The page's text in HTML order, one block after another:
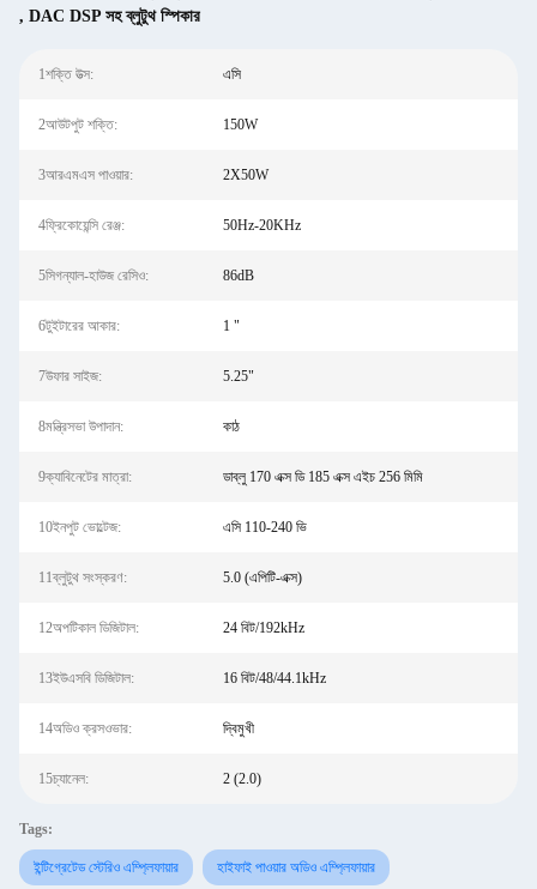
, DAC DSP সহ ব্লুটুথ স্পিকার
1শক্তি উত্স: এসি
2আউটপুট শক্তি: 150W
3আরএমএস পাওয়ার: 2X50W
4ফ্রিকোয়েন্সি রেঞ্জ: 50Hz-20KHz
5সিগন্যাল-হাউজ রেসিও: 86dB
6টুইটারের আকার: 1 "
7উফার সাইজ: 5.25"
8মন্ত্রিসভা উপাদান: কাঠ
9ক্যাবিনেটের মাত্রা: ডাব্লু 170 এক্স ডি 185 এক্স এইচ 256 মিমি
10ইনপুট ভোল্টেজ: এসি 110-240 ভি
11ব্লুটুথ সংস্করণ: 5.0 (এপিটি-এক্স)
12অপটিকাল ডিজিটাল: 24 বিট/192kHz
13ইউএসবি ডিজিটাল: 16 বিট/48/44.1kHz
14অডিও ক্রসওভার: দ্বিমুখী
15চ্যানেল: 2 (2.0)
Tags:
ইন্টিগ্রেটেড স্টেরিও এম্প্লিফায়ার হাইফাই পাওয়ার অডিও এম্প্লিফায়ার